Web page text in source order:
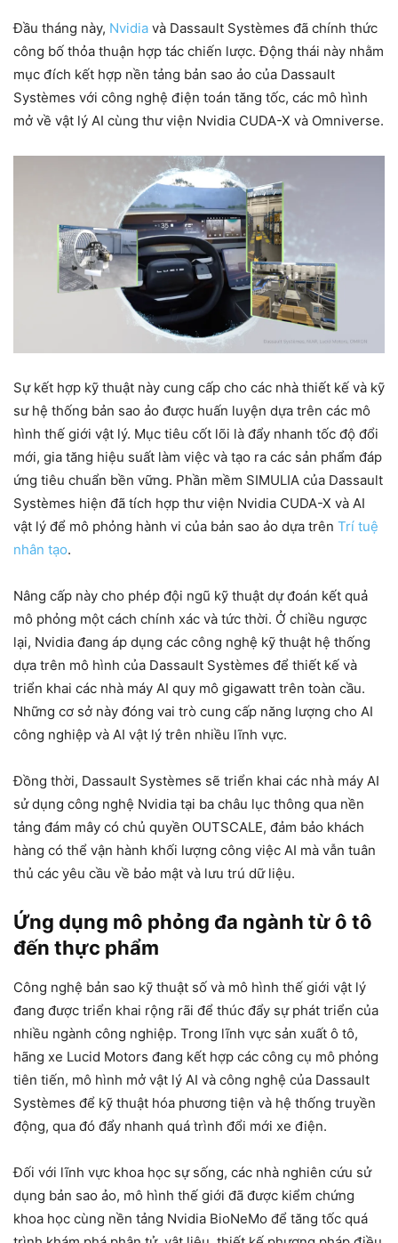
Đầu tháng này, Nvidia và Dassault Systèmes đã chính thức
công bố thỏa thuận hợp tác chiến lược. Động thái này nhằm
mục đích kết hợp nền tảng bản sao ảo của Dassault
Systèmes với công nghệ điện toán tăng tốc, các mô hình
mở về vật lý AI cùng thư viện Nvidia CUDA-X và Omniverse.
Sự kết hợp kỹ thuật này cung cấp cho các nhà thiết kế và kỹ
sư hệ thống bản sao ảo được huấn luyện dựa trên các mô
hình thế giới vật lý. Mục tiêu cốt lõi là đẩy nhanh tốc độ đổi
mới, gia tăng hiệu suất làm việc và tạo ra các sản phẩm đáp
ứng tiêu chuẩn bền vững. Phần mềm SIMULIA của Dassault
Systèmes hiện đã tích hợp thư viện Nvidia CUDA-X và AI
vật lý để mô phỏng hành vi của bản sao ảo dựa trên Trí tuệ
nhân tạo.
Nâng cấp này cho phép đội ngũ kỹ thuật dự đoán kết quả
mô phỏng một cách chính xác và tức thời. Ở chiều ngược
lại, Nvidia đang áp dụng các công nghệ kỹ thuật hệ thống
dựa trên mô hình của Dassault Systèmes để thiết kế và
triển khai các nhà máy AI quy mô gigawatt trên toàn cầu.
Những cơ sở này đóng vai trò cung cấp năng lượng cho AI
công nghiệp và AI vật lý trên nhiều lĩnh vực.
Đồng thời, Dassault Systèmes sẽ triển khai các nhà máy AI
sử dụng công nghệ Nvidia tại ba châu lục thông qua nền
tảng đám mây có chủ quyền OUTSCALE, đảm bảo khách
hàng có thể vận hành khối lượng công việc AI mà vẫn tuân
thủ các yêu cầu về bảo mật và lưu trú dữ liệu.
Ứng dụng mô phỏng đa ngành từ ô tô
đến thực phẩm
Công nghệ bản sao kỹ thuật số và mô hình thế giới vật lý
đang được triển khai rộng rãi để thúc đẩy sự phát triển của
nhiều ngành công nghiệp. Trong lĩnh vực sản xuất ô tô,
hãng xe Lucid Motors đang kết hợp các công cụ mô phỏng
tiên tiến, mô hình mở vật lý AI và công nghệ của Dassault
Systèmes để kỹ thuật hóa phương tiện và hệ thống truyền
động, qua đó đẩy nhanh quá trình đổi mới xe điện.
Đối với lĩnh vực khoa học sự sống, các nhà nghiên cứu sử
dụng bản sao ảo, mô hình thế giới đã được kiểm chứng
khoa học cùng nền tảng Nvidia BioNeMo để tăng tốc quá